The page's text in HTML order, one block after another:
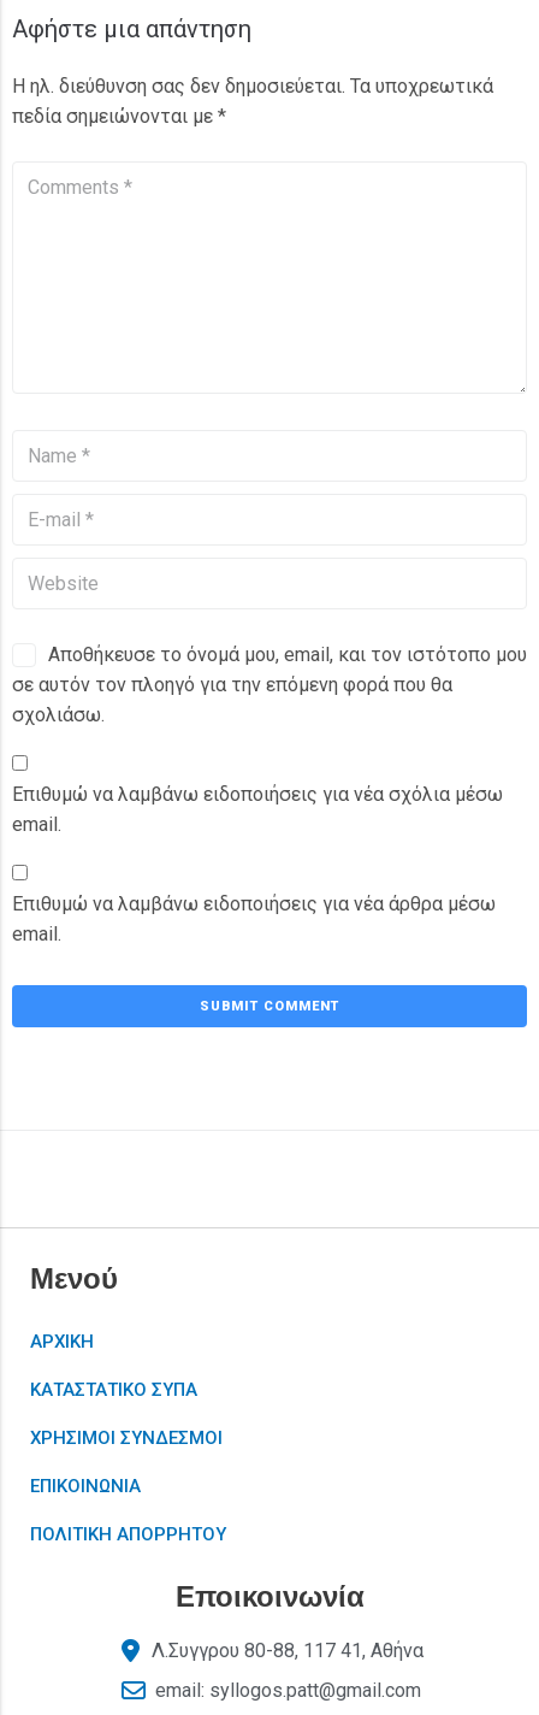
Αφήστε μια απάντηση
Η ηλ. διεύθυνση σας δεν δημοσιεύεται. Τα υποχρεωτικά
πεδία σημειώνονται με *
Αποθήκευσε το όνομά μου, email, και τον ιστότοπο μου
σε αυτόν τον πλοηγό για την επόμενη φορά που θα
σχολιάσω.
Επιθυμώ να λαμβάνω ειδοποιήσεις για νέα σχόλια μέσω
email.
Επιθυμώ να λαμβάνω ειδοποιήσεις για νέα άρθρα μέσω
email.
Μενού
ΑΡΧΙΚΗ
ΚΑΤΑΣΤΑΤΙΚΟ ΣΥΠΑ
ΧΡΗΣΙΜΟΙ ΣΥΝΔΕΣΜΟΙ
ΕΠΙΚΟΙΝΩΝΙΑ
ΠΟΛΙΤΙΚΗ ΑΠΟΡΡΗΤΟΥ
Εποικοινωνία
Λ.Συγγρου 80-88, 117 41, Αθήνα
email: syllogos.patt@gmail.com